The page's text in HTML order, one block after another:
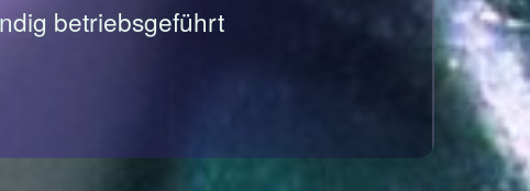
betriebsgeführt